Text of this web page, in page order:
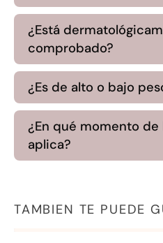
¿Está
comprobado?
¿Es de alto o bajo
¿En qué momento de
aplica?
TAMBIEN TE PUEDE